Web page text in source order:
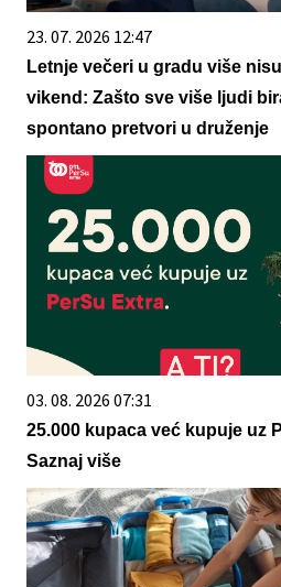
23. 07. 2026 12:47
Letnje večeri u gradu više
vikend: Zašto sve više ljudi
spontano pretvori u druženje
03. 08. 2026 07:31
25.000 kupaca već kupuje uz
Saznaj više